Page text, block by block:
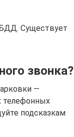
Существует
звонка?
—
телефонных
подсказкам